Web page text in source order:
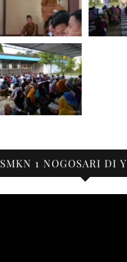
SMKN 1 NOGOSARI DI